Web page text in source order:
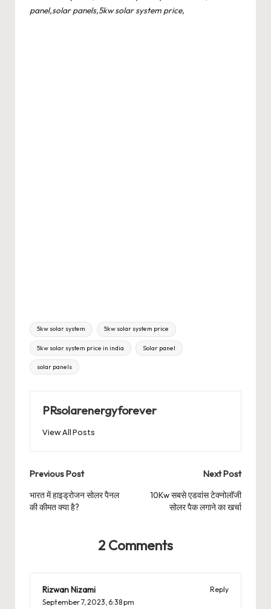
panel,solar panels,5kw solar system price,
Tags:
5kw solar system 5kw solar system price
5kw solar system price in india Solar panel
solar panels
PRsolarenergyforever
View All Posts
Post
navigation
Previous Post
भारत में हाइड्रोजन सोलर पैनल
की कीमत क्या है?
Next Post
10Kw सबसे एडवांस टेक्नोलॉजी
सोलर पैक लगाने का खर्चा
2 Comments
Rizwan Nizami
Reply
September 7, 2023, 6:38 pm